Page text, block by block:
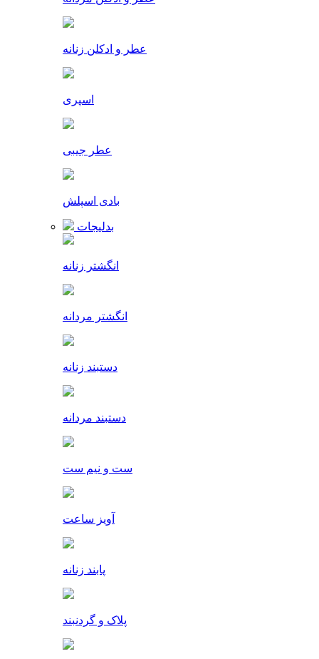
عطر و ادکلن زنانه
اسپری
عطر جیبی
بادی اسپلش
بدلیجات
انگشتر زنانه
انگشتر مردانه
دستبند زنانه
دستبند مردانه
ست و نیم ست
آویز ساعت
پابند زنانه
پلاک و گردنبند